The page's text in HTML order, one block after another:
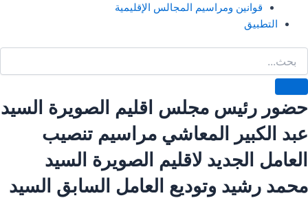
قوانين ومراسيم المجالس الإقليمية
التطبيق
حضور رئيس مجلس اقليم الصويرة السيد
عبد الكبير المعاشي مراسيم تنصيب
العامل الجديد لاقليم الصويرة السيد
محمد رشيد وتوديع العامل السابق السيد